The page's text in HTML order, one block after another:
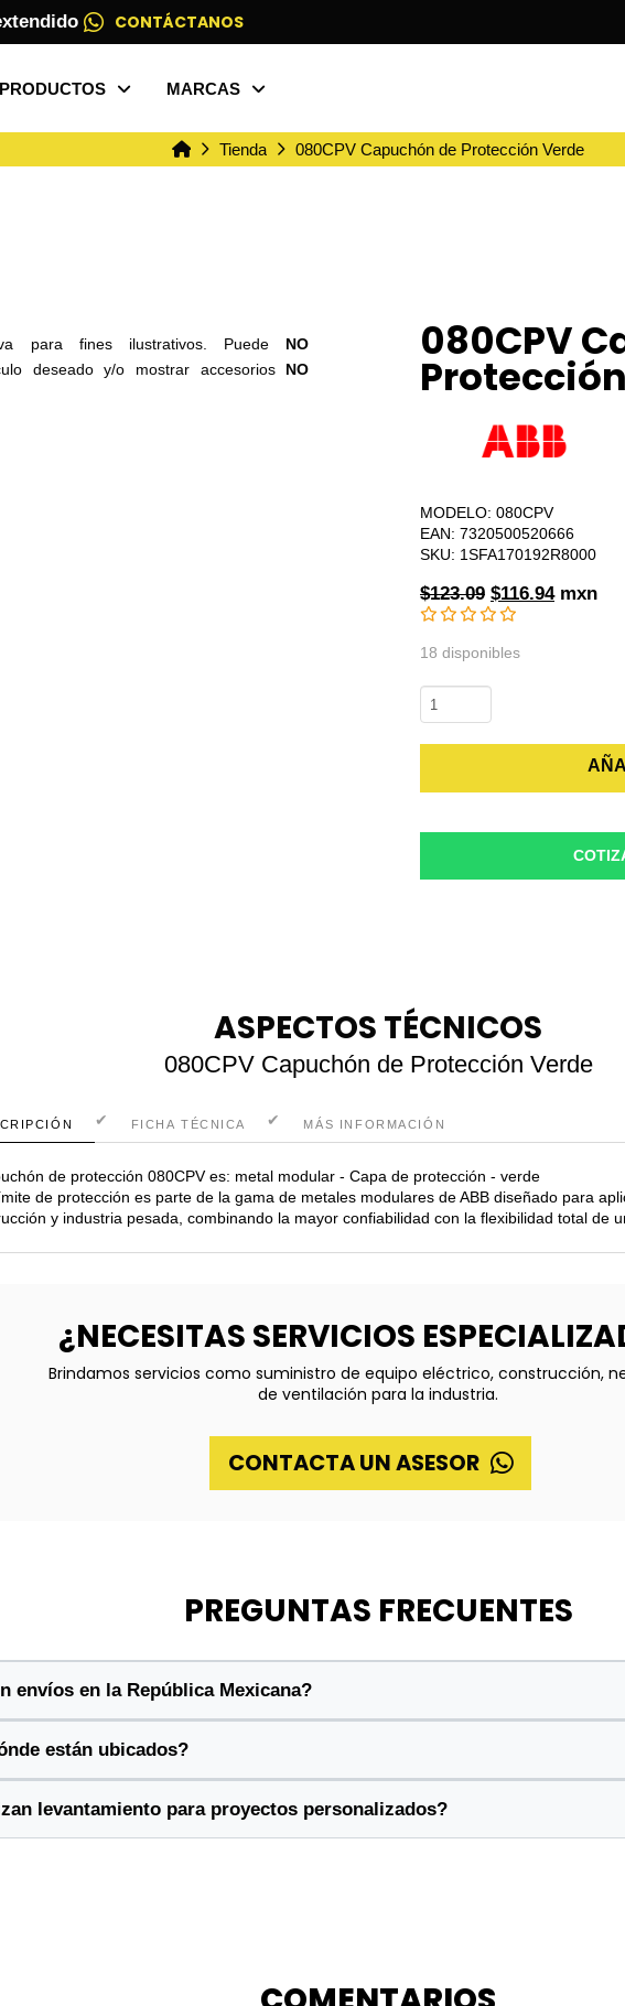
CONTÁCTANOS
PRODUCTOS MARCAS
InicioTienda 080CPV Capuchón de Protección Verde
para fines ilustrativos. Puede NO
deseado y/o mostrar accesorios NO
080CPV
MODELO: 080CPV
EAN: 7320500520666
SKU: 1SFA170192R8000
$123.09 Original
price
was:
$116.94Current
mxn
18 disponibles
080CPV
Capuchón
de
Verde
ASPECTOS TÉCNICOS
080CPV Capuchón de Protección Verde
FICHA TÉCNICA MÁS INFORMACIÓN
de protección 080CPV es: metal modular - Capa de protección - verde
de protección es parte de la gama de metales modulares de ABB diseñado para
y industria pesada, combinando la mayor confiabilidad con la flexibilidad total de
¿NECESITAS SERVICIOS
Brindamos servicios como suministro de equipo eléctrico, construcción,
de ventilación para la industria.
CONTACTA UN ASESOR
PREGUNTAS FRECUENTES
envíos en la República Mexicana?
están ubicados?
levantamiento para proyectos personalizados?